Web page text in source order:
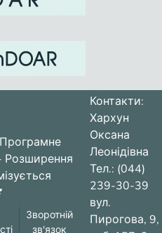
Програмне
Розширення
Зворотній
зв'язок
Контакти:
Хархун
Оксана
Леонідівна
Тел.: (044)
239-30-39
вул.
Пирогова, 9,